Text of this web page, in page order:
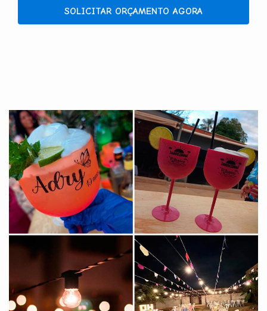
SOLICITAR ORÇAMENTO AGORA